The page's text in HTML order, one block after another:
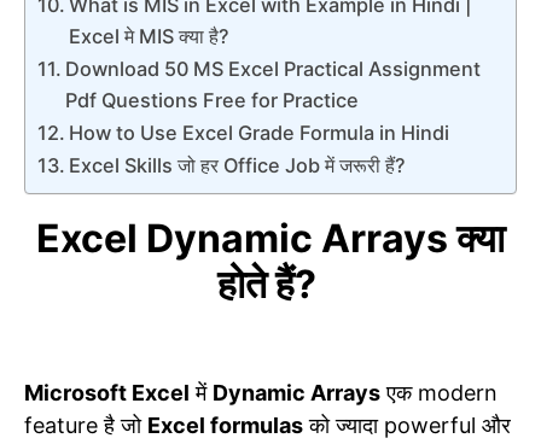
What is MIS in Excel with Example in Hindi |
Excel मे MIS क्या है?
Download 50 MS Excel Practical Assignment
Pdf Questions Free for Practice
How to Use Excel Grade Formula in Hindi
Excel Skills जो हर Office Job में जरूरी हैं?
Excel Dynamic Arrays क्या
होते हैं?
Microsoft Excel में Dynamic Arraysएक modern
feature है जो Excel formulasको ज्यादा powerful और